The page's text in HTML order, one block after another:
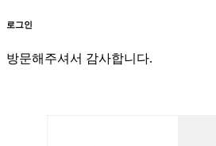
로그인
방문해주셔서 감사합니다.